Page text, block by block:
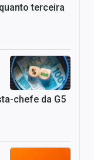
terceira
chefe da G5